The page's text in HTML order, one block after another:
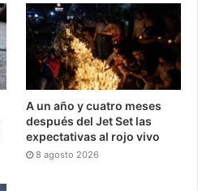
A un año y cuatro meses
después del Jet Set las
expectativas al rojo vivo
8 agosto 2026